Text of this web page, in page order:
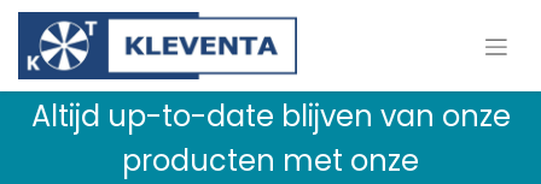
Altijd up-to-date blijven van onze
producten met onze